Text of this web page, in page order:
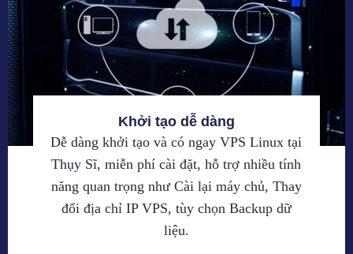
Khởi tạo dễ dàng
Dễ dàng khởi tạo và có ngay VPS Linux tại
Thụy Sĩ, miễn phí cài đặt, hỗ trợ nhiều tính
năng quan trọng như Cài lại máy chủ, Thay
đổi địa chỉ IP VPS, tùy chọn Backup dữ
liệu.